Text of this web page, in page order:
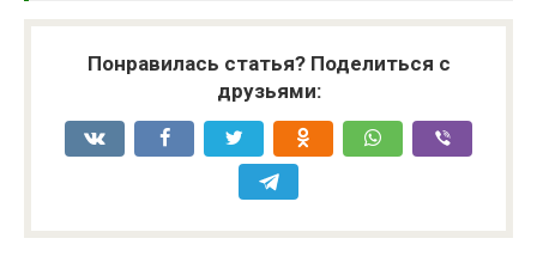
Понравилась статья? Поделиться с
друзьями: